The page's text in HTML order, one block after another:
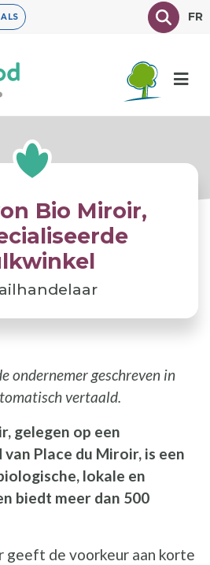
TexteFR
Bio Miroir,
ondernemer geschreven in
vertaald.
gelegen op een
Place du Miroir, is een
lokale en
biedt meer dan 500
geeft de voorkeur aan korte